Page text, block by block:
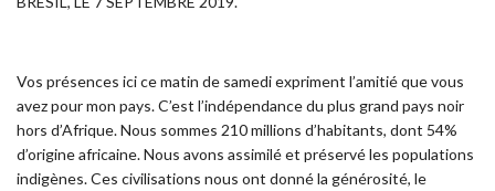
Vos présences ici ce matin de samedi expriment l’amitié que vous
avez pour mon pays. C’est l’indépendance du plus grand pays noir
hors d’Afrique. Nous sommes 210 millions d’habitants, dont 54%
d’origine africaine. Nous avons assimilé et préservé les populations
indigènes. Ces civilisations nous ont donné la générosité, le